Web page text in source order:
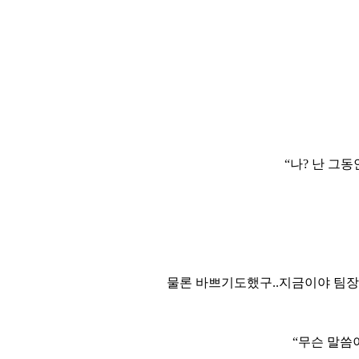
“나? 난 그
물론 바쁘기도했구..지금이야 팀
“무슨 말씀